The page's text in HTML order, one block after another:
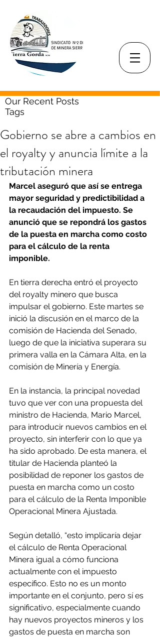
Our Recent Posts
Tags
Gobierno se abre a cambios en
el royalty y anuncia límite a la
tributación minera
Marcel aseguró que así se entrega
mayor seguridad y predictibilidad a
la recaudación del impuesto. Se
anunció que se repondrá los gastos
de la puesta en marcha como costo
para el cálculo de la renta
imponible.
En tierra derecha entró el proyecto
del royalty minero que busca
impulsar el gobierno. Este martes se
inició la discusión en el marco de la
comisión de Hacienda del Senado,
luego de que la iniciativa superara su
primera valla en la Cámara Alta, en la
comisión de Minería y Energía.
En la instancia, la principal novedad
tuvo que ver con una propuesta del
ministro de Hacienda, Mario Marcel,
para introducir nuevos cambios en el
proyecto, sin interferir con lo que ya
ha sido aprobado. De esta manera, el
titular de Hacienda planteó la
posibilidad de reponer los gastos de
puesta en marcha como un costo
para el cálculo de la Renta Imponible
Operacional Minera Ajustada.
Según detalló, “esto implicaría dejar
el cálculo de Renta Operacional
Minera igual a cómo funciona
actualmente con el impuesto
específico. Esto no es un monto
importante en el conjunto, pero sí es
significativo, especialmente cuando
hay nuevos proyectos mineros y los
gastos de puesta en marcha son